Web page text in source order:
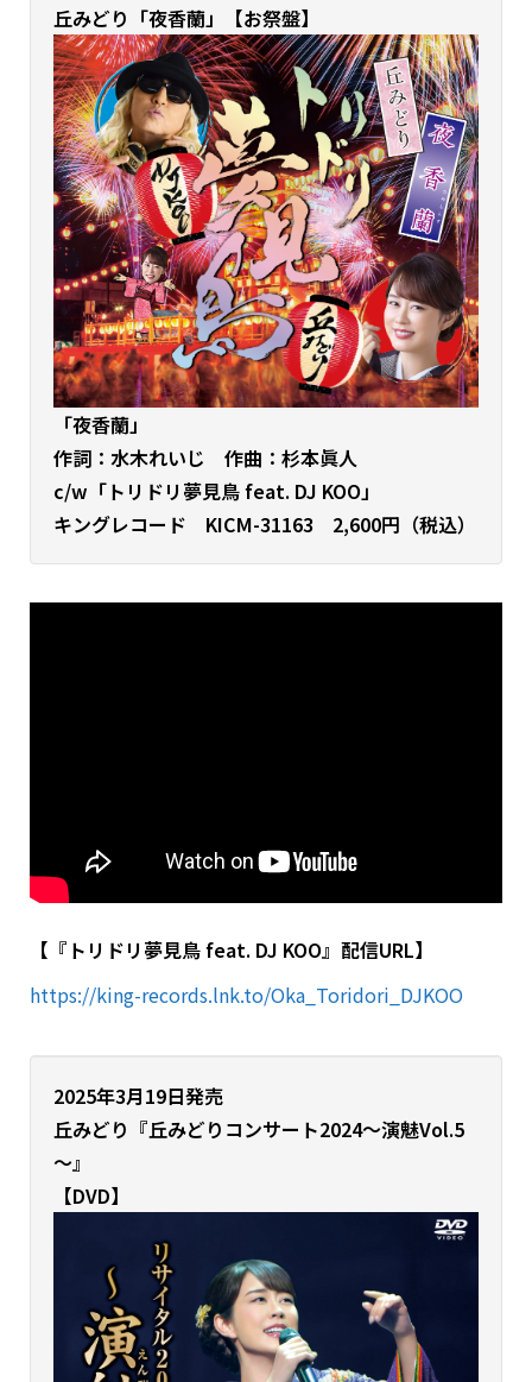
丘みどり 「夜香蘭」【お祭盤】
「夜香蘭」
作詞：水木れいじ 作曲：杉本眞人
c/w「トリドリ夢見鳥 feat. DJ KOO」
キングレコード KICM-31163 2,600円（税込）
【『トリドリ夢見鳥 feat. DJ KOO』配信URL】
https://king-records.lnk.to/Oka_Toridori_DJKOO
2025年3月19日発売
丘みどり『丘みどりコンサート2024～演魅Vol.5
～』
【DVD】